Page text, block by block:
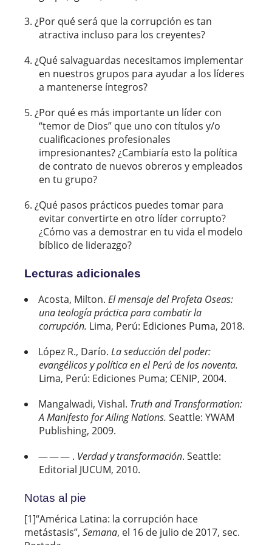
¿Por qué será que la corrupción es tan
atractiva incluso para los creyentes?
¿Qué salvaguardas necesitamos implementar
en nuestros grupos para ayudar a los líderes
a mantenerse íntegros?
¿Por qué es más importante un líder con
“temor de Dios” que uno con títulos y/o
cualificaciones profesionales
impresionantes? ¿Cambiaría esto la política
de contrato de nuevos obreros y empleados
en tu grupo?
¿Qué pasos prácticos puedes tomar para
evitar convertirte en otro líder corrupto?
¿Cómo vas a demostrar en tu vida el modelo
bíblico de liderazgo?
Lecturas adicionales
Acosta, Milton. El mensaje del Profeta Oseas:
una teología práctica para combatir la
corrupción. Lima, Perú: Ediciones Puma, 2018.
López R., Darío. La seducción del poder:
evangélicos y política en el Perú de los noventa.
Lima, Perú: Ediciones Puma; CENIP, 2004.
Mangalwadi, Vishal. Truth and Transformation:
A Manifesto for Ailing Nations. Seattle: YWAM
Publishing, 2009.
— — — . Verdad y transformación. Seattle:
Editorial JUCUM, 2010.
Notas al pie
[1]“América Latina: la corrupción hace
metástasis”, Semana, el 16 de julio de 2017, sec.